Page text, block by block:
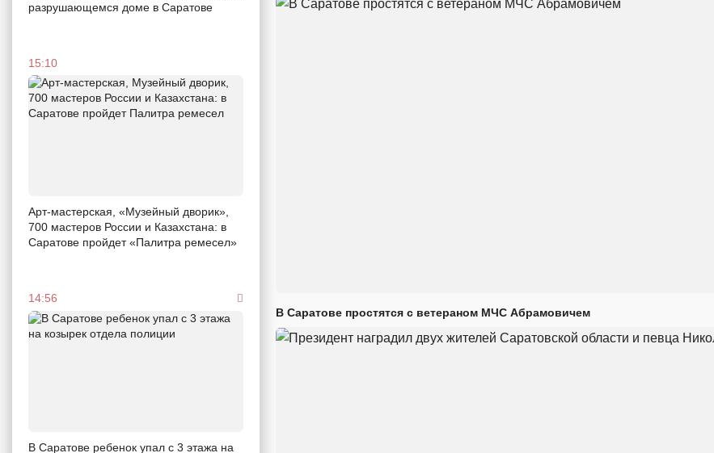
разрушающемся доме в Саратове
15:10
Арт-мастерская, «Музейный дворик»,
700 мастеров России и Казахстана: в
Саратове пройдет «Палитра ремесел»
14:56
В Саратове ребенок упал с 3 этажа на
В Саратове простятся с ветераном МЧС Абрамовичем